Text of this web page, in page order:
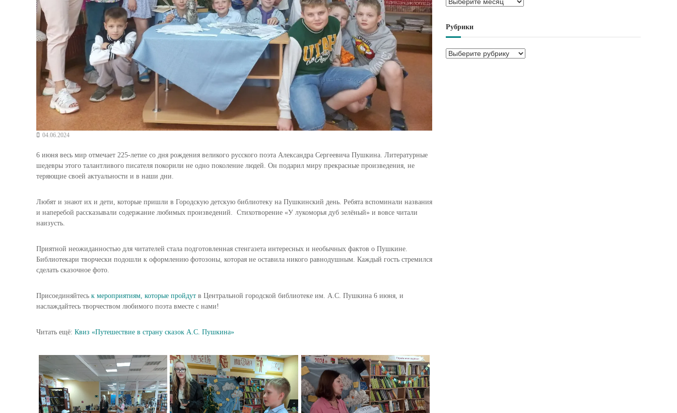
04.06.2024
6 июня весь мир отмечает 225-летие со дня рождения великого русского поэта Александра Сергеевича Пушкина. Литературные
шедевры этого талантливого писателя покорили не одно поколение людей. Он подарил миру прекрасные произведения, не
теряющие своей актуальности и в наши дни.
Любят и знают их и дети, которые пришли в Городскую детскую библиотеку на Пушкинский день. Ребята вспоминали названия
и наперебой рассказывали содержание любимых произведений. Стихотворение «У лукоморья дуб зелёный» и вовсе читали
наизусть.
Приятной неожиданностью для читателей стала подготовленная стенгазета интересных и необычных фактов о Пушкине.
Библиотекари творчески подошли к оформлению фотозоны, которая не оставила никого равнодушным. Каждый гость стремился
сделать сказочное фото.
Присоединяйтесь к мероприятиям, которые пройдут в Центральной городской библиотеке им. А.С. Пушкина 6 июня, и
наслаждайтесь творчеством любимого поэта вместе с нами!
Читать ещё: Квиз «Путешествие в страну сказок А.С. Пушкина»
ы
Рубрики
Р